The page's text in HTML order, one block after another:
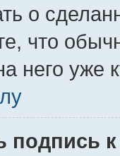
о
что
него уже
подпись